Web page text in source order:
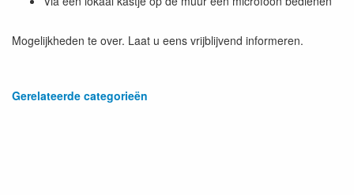
Mogelijkheden te over. Laat u eens vrijblijvend informeren.
Gerelateerde categorieën